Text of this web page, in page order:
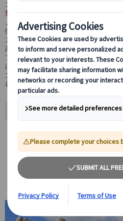
このランドクルーズ・スカンジナビア
魅力をぎゅっと詰め込んだ6日間の内
ノルウェーの首都オスロでの芸術と
街エーレブルーを訪問。
スウェーデンの首都ストックホルムで
高いバルト海クルーズでフィンランド
フィンランド最古の街トゥルクやムー
に散策し、北欧の自然と文化を余すこ
ンです。
各都市の自由時間もあり、自分だけの
おすすめポイント
北欧3か国の主要都市を
ン
オスロ、ストックホルム、ヘルシンキ
巡りつつ、移動や滞在も無理のないス
でも安心して満喫できる内容です。